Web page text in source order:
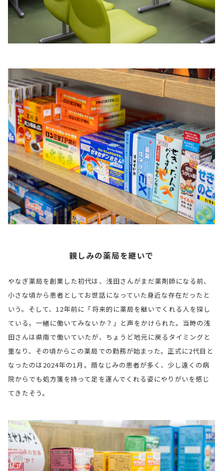
親しみの薬局を継いで
やなぎ薬局を創業した初代は、浅田さんがまだ薬剤師になる前、
小さな頃から患者としてお世話になっていた身近な存在だったと
いう。そして、12年前に「将来的に薬局を継いでくれる人を探し
ている。一緒に働いてみないか？」と声をかけられた。当時の浅
田さんは県南で働いていたが、ちょうど地元に戻るタイミングと
重なり、その頃からこの薬局での勤務が始まった。正式に2代目と
なったのは2024年の1月。顔なじみの患者が多く、少し遠くの病
院からでも処方箋を持って足を運んでくれる姿にやりがいを感じ
てきたそう。